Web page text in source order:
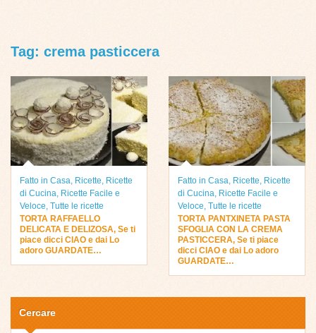
Tag: crema pasticcera
Fatto in Casa Ricette Ricette
di Cucina Ricette Facile e
Veloce Tutte le ricette
TORTA RAFFAELLO
DELICATA E DELIZOSA, Se ti
piace dicci CIAO e dai Lo
adoro GUARDATE…
Fatto in Casa Ricette Ricette
di Cucina Ricette Facile e
Veloce Tutte le ricette
TORTA PANTXINETA PASTA
SFOGLIA CON LA CREMA
PASTICCERA, Se ti piace
dicci CIAO e dai Lo adoro
GUARDATE…
Cercare